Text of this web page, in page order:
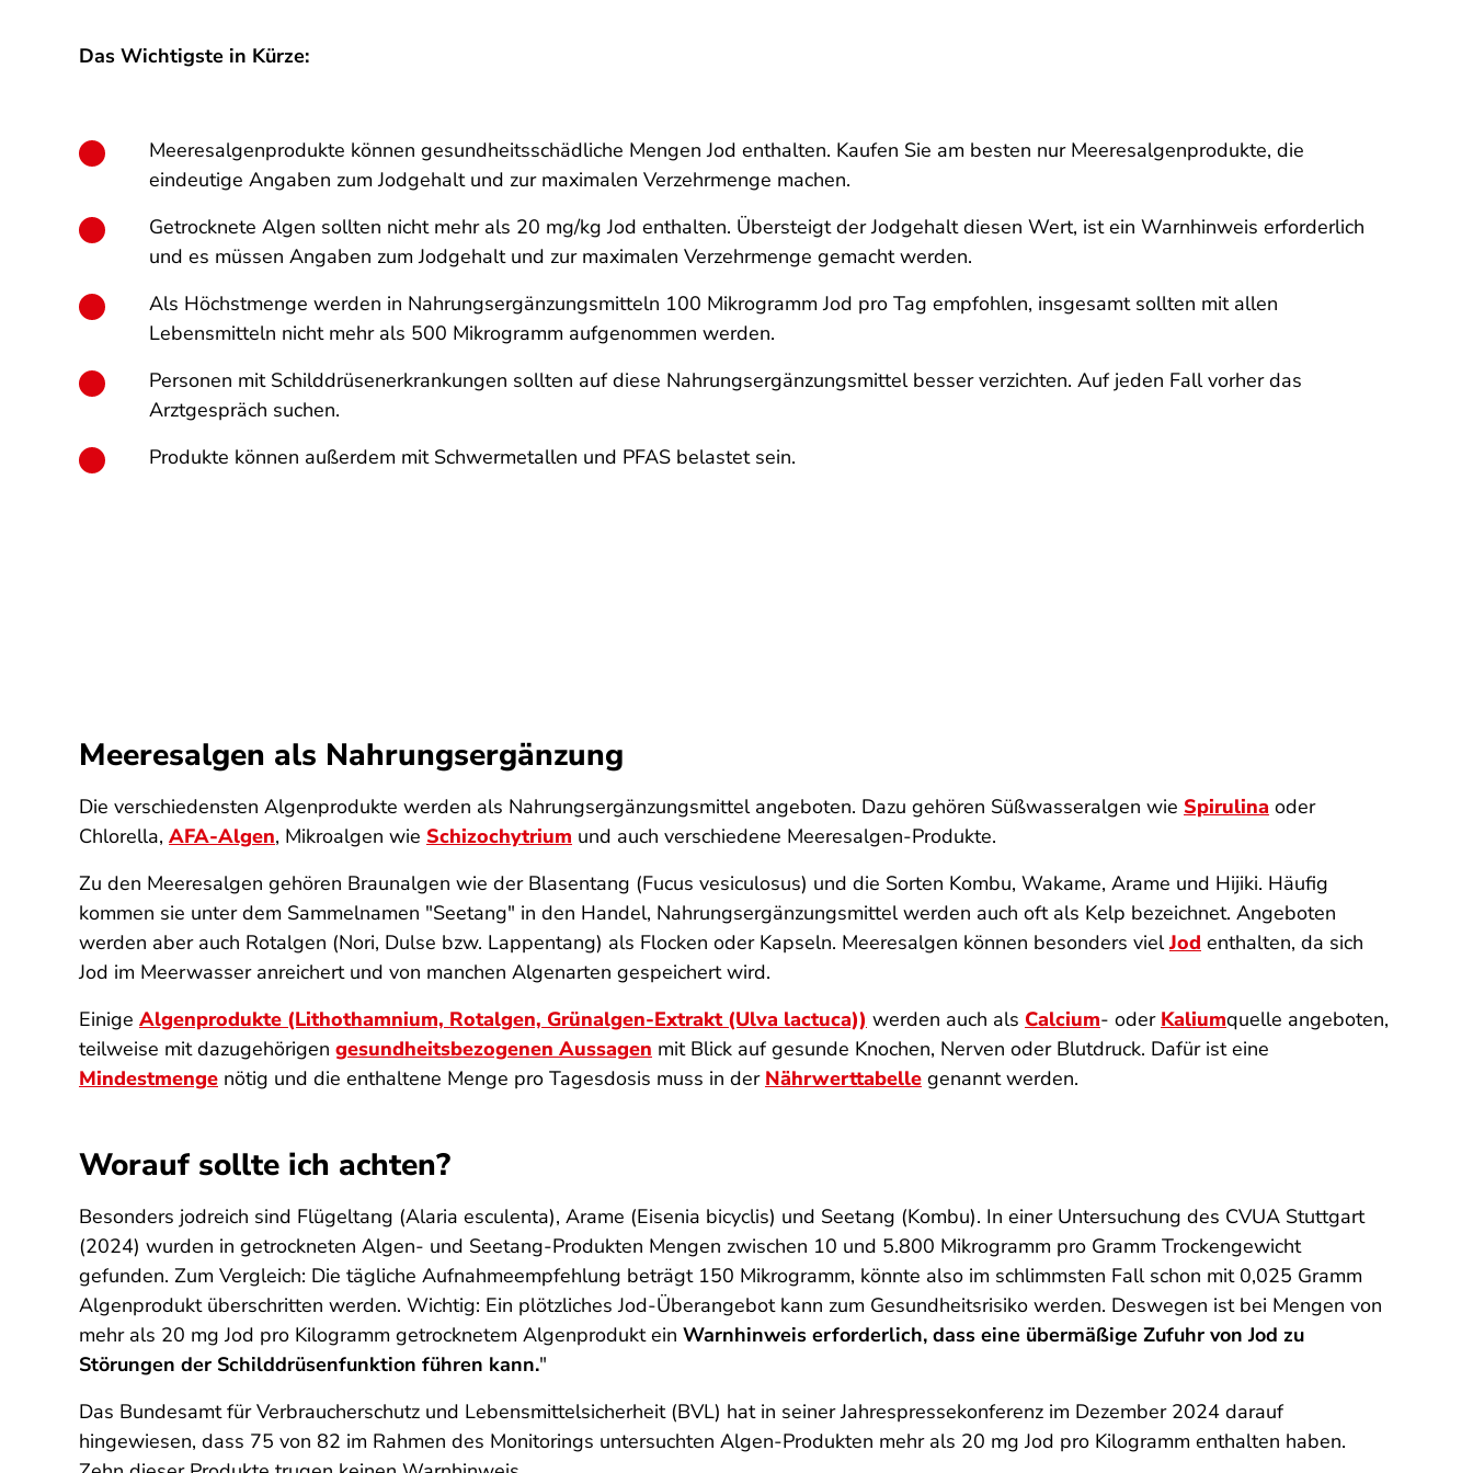
Das Wichtigste in Kürze:
Meeresalgenprodukte können gesundheitsschädliche Mengen Jod enthalten. Kaufen Sie am besten nur Meeresalgenprodukte, die
eindeutige Angaben zum Jodgehalt und zur maximalen Verzehrmenge machen.
Getrocknete Algen sollten nicht mehr als 20 mg/kg Jod enthalten. Übersteigt der Jodgehalt diesen Wert, ist ein Warnhinweis erforderlich
und es müssen Angaben zum Jodgehalt und zur maximalen Verzehrmenge gemacht werden.
Als Höchstmenge werden in Nahrungsergänzungsmitteln 100 Mikrogramm Jod pro Tag empfohlen, insgesamt sollten mit allen
Lebensmitteln nicht mehr als 500 Mikrogramm aufgenommen werden.
Personen mit Schilddrüsenerkrankungen sollten auf diese Nahrungsergänzungsmittel besser verzichten. Auf jeden Fall vorher das
Arztgespräch suchen.
Produkte können außerdem mit Schwermetallen und PFAS belastet sein.
Meeresalgen als Nahrungsergänzung
Die verschiedensten Algenprodukte werden als Nahrungsergänzungsmittel angeboten. Dazu gehören Süßwasseralgen wie Spirulina oder
Chlorella, AFA-Algen, Mikroalgen wie Schizochytrium und auch verschiedene Meeresalgen-Produkte.
Zu den Meeresalgen gehören Braunalgen wie der Blasentang (Fucus vesiculosus) und die Sorten Kombu, Wakame, Arame und Hijiki. Häufig
kommen sie unter dem Sammelnamen "Seetang" in den Handel, Nahrungsergänzungsmittel werden auch oft als Kelp bezeichnet. Angeboten
werden aber auch Rotalgen (Nori, Dulse bzw. Lappentang) als Flocken oder Kapseln. Meeresalgen können besonders vielJod enthalten, da sich
Jod im Meerwasser anreichert und von manchen Algenarten gespeichert wird.
Einige Algenprodukte (Lithothamnium, Rotalgen, Grünalgen-Extrakt (Ulva lactuca)) werden auch als Calcium- oder Kaliumquelle angeboten,
teilweise mit dazugehörigen gesundheitsbezogenen Aussagen mit Blick auf gesunde Knochen, Nerven oder Blutdruck. Dafür ist eine
Mindestmenge nötig und die enthaltene Menge pro Tagesdosis muss in der Nährwerttabelle genannt werden.
Worauf sollte ich achten?
Besonders jodreich sind Flügeltang (Alaria esculenta), Arame (Eisenia bicyclis) und Seetang (Kombu). In einer Untersuchung des CVUA Stuttgart
(2024) wurden in getrockneten Algen- und Seetang-Produkten Mengen zwischen 10 und 5.800 Mikrogramm pro Gramm Trockengewicht
gefunden. Zum Vergleich: Die tägliche Aufnahmeempfehlung beträgt 150 Mikrogramm, könnte also im schlimmsten Fall schon mit 0,025 Gramm
Algenprodukt überschritten werden. Wichtig: Ein plötzliches Jod-Überangebot kann zum Gesundheitsrisiko werden. Deswegen ist bei Mengen von
mehr als 20 mg Jod pro Kilogramm getrocknetem Algenprodukt ein Warnhinweis erforderlich, dass eine übermäßige Zufuhr von Jod zu
Störungen der Schilddrüsenfunktion führen kann."
Das Bundesamt für Verbraucherschutz und Lebensmittelsicherheit (BVL) hat in seiner Jahrespressekonferenz im Dezember 2024 darauf
hingewiesen, dass 75 von 82 im Rahmen des Monitorings untersuchten Algen-Produkten mehr als 20 mg Jod pro Kilogramm enthalten haben.